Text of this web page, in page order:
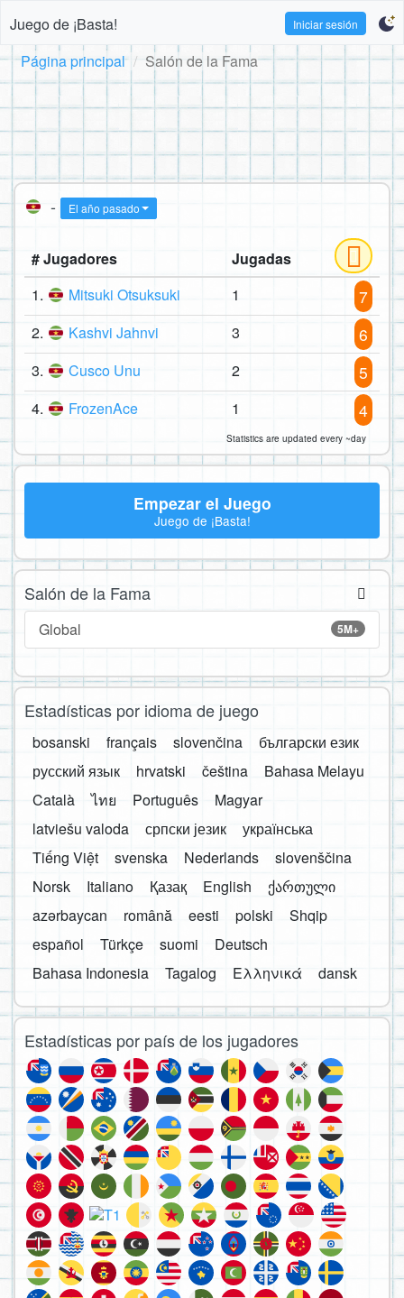
Juego de ¡Basta! Iniciar sesión
Página principal Salón de la Fama
- El año pasado
# Jugadores
Jugadas
1.
Mitsuki Otsuksuki 1 7
2. Kashvi Jahnvi 3 6
3. Cusco Unu 2 5
4. FrozenAce 1 4
Statistics are updated every ~day
Empezar el Juego
Juego de ¡Basta!
Salón de la Fama
5M+
Global
Estadísticas por idioma de juego
bosanski français slovenčina
български език
русский язык
hrvatski čeština
Bahasa Melayu
Català
ไทย Português
Magyar
latviešu valoda
српски језик
українська
Tiếng Việt
svenska Nederlands
slovenščina
Norsk
Italiano Қазақ English
ქართული
azərbaycan
română eesti polski
Shqip
español
Türkçe suomi
Deutsch
Bahasa Indonesia
Tagalog Ελληνικά dansk
Estadísticas por país de los jugadores